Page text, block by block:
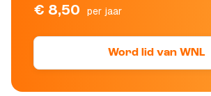
€ 8,50 per jaar
Word lid van WNL